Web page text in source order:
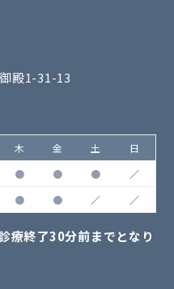
殿1-31-13
木 金 土 日
● ● ● ／
● ● ／ ／
療終了30分前までとなり